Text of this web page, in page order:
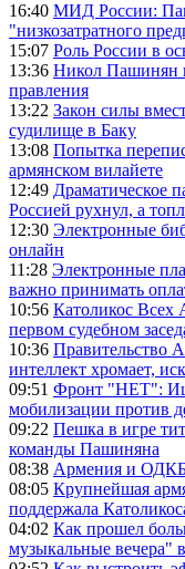
16:40 МИД России:
"низкозатратного
15:07 Роль России в
13:36 Никол Пашинян
правления
13:22 Закон силы
судилище в Баку
13:08 Попытка
армянском вилайете
12:49 Драматическое
Россией рухнул, а
12:30 Электронные
онлайн
11:28 Электронные
важно принимать
10:56 Католикос Всех
первом судебном
10:36 Правительство
интеллект хромает,
09:51 Фронт "НЕТ":
мобилизации против
09:22 Пешка в игре
команды Пашиняна
08:38 Армения и ОДКБ
08:05 Крупнейшая
поддержала
04:02 Как прошел
музыкальные вечера"